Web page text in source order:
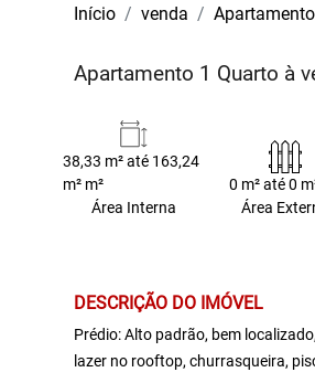
Início venda
Apartamento 1 Quarto à
38,33 m² até 163,24
m² m²
Área Interna
0 m² até 0
Área
DESCRIÇÃO DO IMÓVEL
Prédio: Alto padrão, bem
lazer no rooftop, churrasqueira,